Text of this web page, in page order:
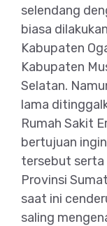
selendang
biasa
Kabupaten
Kabupaten
Selatan.
lama
Rumah Sakit
bertujuan
tersebut serta
Provinsi
saat ini
saling